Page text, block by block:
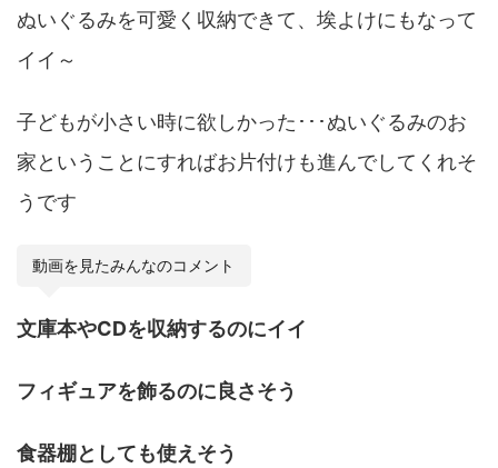
ぬいぐるみを可愛く収納できて、埃よけにもなって
イイ～
子どもが小さい時に欲しかった･･･ぬいぐるみのお
家ということにすればお片付けも進んでしてくれそ
うです
動画を見たみんなのコメント
文庫本やCDを収納するのにイイ
フィギュアを飾るのに良さそう
食器棚としても使えそう